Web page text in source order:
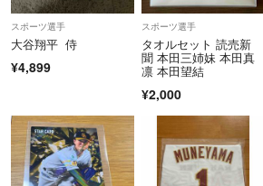
スポーツ選手
大谷翔平 侍
¥4,899
スポーツ選手
タオルセット 読売新
聞 本田三姉妹 本田真
凛 本田望結
¥2,000